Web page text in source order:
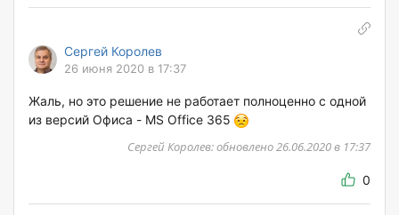
Сергей Королев
26 июня 2020 в 17:37
Жаль, но это решение не работает полноценно с одной
из версий Офиса - MS Office 365
Сергей Королев: обновлено 26.06.2020 в 17:37
0